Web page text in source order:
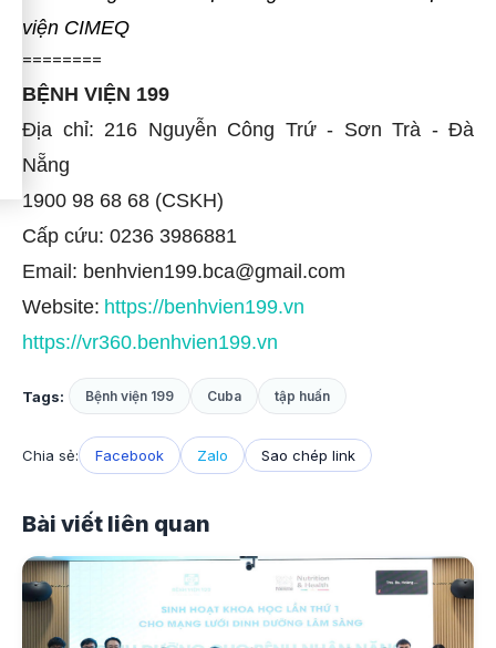
viện CIMEQ
========
BỆNH VIỆN 199
Địa chỉ: 216 Nguyễn Công Trứ - Sơn Trà - Đà
Nẵng
1900 98 68 68 (CSKH)
Cấp cứu: 0236 3986881
Email: benhvien199.bca@gmail.com
Website: https://benhvien199.vn
https://vr360.benhvien199.vn
Tags: Bệnh viện 199 Cuba tập huấn
Chia sẻ: Facebook Zalo Sao chép link
Bài viết liên quan